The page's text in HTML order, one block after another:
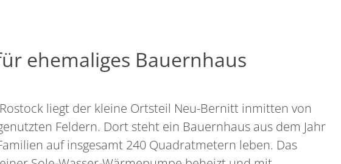
ehemaliges Bauernhaus
liegt der kleine Ortsteil Neu-Bernitt inmitten von
Feldern. Dort steht ein Bauernhaus aus dem Jahr
auf insgesamt 240 Quadratmetern leben. Das